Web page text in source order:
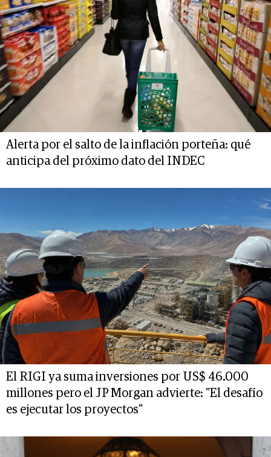
Alerta por el salto de la inflación porteña: qué
anticipa del próximo dato del INDEC
El RIGI ya suma inversiones por US$ 46.000
millones pero el JP Morgan advierte: "El desafío
es ejecutar los proyectos"